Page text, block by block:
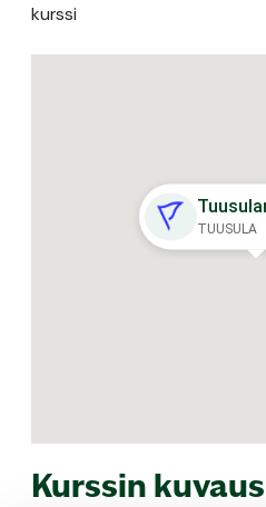
kurssi
TUUSULA
Kurssin kuvaus